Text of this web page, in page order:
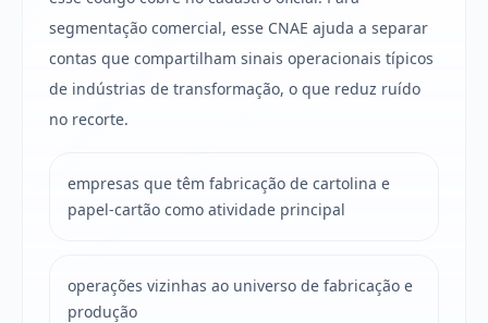
segmentação comercial, esse CNAE ajuda a separar
contas que compartilham sinais operacionais típicos
de indústrias de transformação, o que reduz ruído
no recorte.
empresas que têm fabricação de cartolina e
papel-cartão como atividade principal
operações vizinhas ao universo de fabricação e
produção